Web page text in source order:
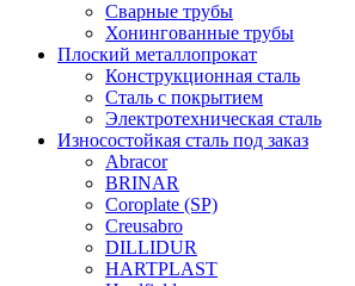
Сварные трубы
Хонингованные трубы
Плоский металлопрокат
Конструкционная сталь
Сталь с покрытием
Электротехническая сталь
Износостойкая сталь под заказ
Abracor
BRINAR
Coroplate (SP)
Creusabro
DILLIDUR
HARTPLAST